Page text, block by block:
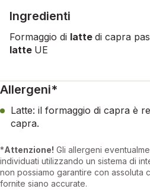
Ingredienti
Formaggio di latte di capra
latte UE
Allergeni*
Latte: il formaggio di capra è
capra.
*Attenzione! Gli allergeni
individuati utilizzando un sistema di
non possiamo garantire con assoluta
fornite siano accurate.